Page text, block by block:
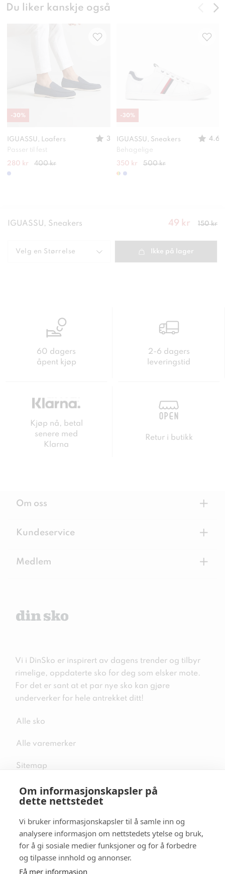
Om informasjonskapsler på
dette nettstedet
Vi bruker informasjonskapsler til å samle inn og
analysere informasjon om nettstedets ytelse og bruk,
for å gi sosiale medier funksjoner og for å forbedre
og tilpasse innhold og annonser.
Få mer informasjon
Du liker kanskje også
IGUASSU, Loafers
3
Passer til fest
280 kr 400 kr
-30%
IGUASSU, Sneakers
4.6
Behagelige
350 kr 500 kr
-30%
IGUASSU, Sneakers
Nåværend
krForrige
pris
49 kr 150 kr
Velg en Størrelse Ikke på lager
60 dagers
åpent kjøp
2-6 dagers
leveringstid
Kjøp nå, betal
senere med
Klarna
Retur i butikk
Om oss +
Kundeservice +
Medlem +
Vi i DinSko er inspirert av dagens trender og tilbyr
rimelige, oppdaterte sko for deg som elsker mote.
For det er sant at et par nye sko kan gjøre
underverker for hele antrekket ditt!
Alle sko
Alle varemerker
Sitemap
Følg oss i sosiale medier